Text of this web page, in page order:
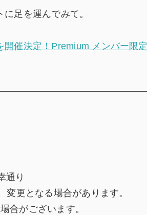
足を運んでみて。
催決定！Premium メンバー限定
通り
更となる場合があります。
合がございます。